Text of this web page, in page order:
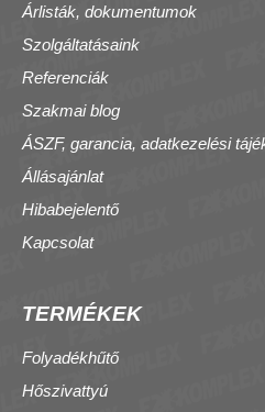
Árlisták, dokumentumok
Szolgáltatásaink
Referenciák
Szakmai blog
ÁSZF, garancia, adatkezelési
Állásajánlat
Hibabejelentő
Kapcsolat
TERMÉKEK
Folyadékhűtő
Hőszivattyú